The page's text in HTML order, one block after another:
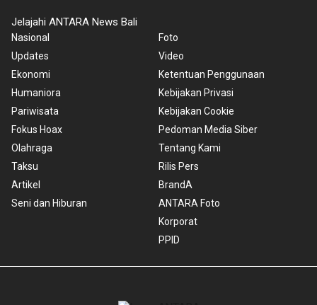
Jelajahi ANTARA News Bali
Nasional
Updates
Ekonomi
Humaniora
Pariwisata
Fokus Hoax
Olahraga
Taksu
Artikel
Seni dan Hiburan
Foto
Video
Ketentuan Penggunaan
Kebijakan Privasi
Kebijakan Cookie
Pedoman Media Siber
Tentang Kami
Rilis Pers
BrandA
ANTARA Foto
Korporat
PPID